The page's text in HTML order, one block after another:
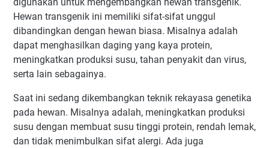
digunakan untuk mengembangkan hewan transgenik.
Hewan transgenik ini memiliki sifat-sifat unggul
dibandingkan dengan hewan biasa. Misalnya adalah
dapat menghasilkan daging yang kaya protein,
meningkatkan produksi susu, tahan penyakit dan virus,
serta lain sebagainya.
Saat ini sedang dikembangkan teknik rekayasa genetika
pada hewan. Misalnya adalah, meningkatkan produksi
susu dengan membuat susu tinggi protein, rendah lemak,
dan tidak menimbulkan sifat alergi. Ada juga